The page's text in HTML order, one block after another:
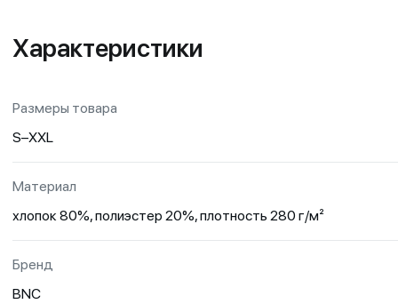
Характеристики
Размеры товара
S–XXL
Материал
хлопок 80%, полиэстер 20%, плотность 280 г/м²
Бренд
BNC